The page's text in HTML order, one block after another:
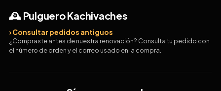
🕰️ Pulguero Kachivaches
› Consultar pedidos antiguos
¿Compraste antes de nuestra renovación? Consulta tu pedido con
el número de orden y el correo usado en la compra.